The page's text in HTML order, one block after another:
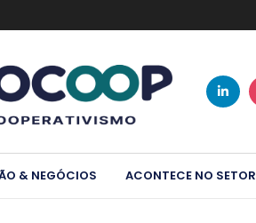
& NEGÓCIOS ACONTECE NO SETOR